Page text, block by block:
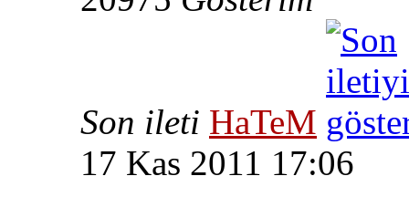
Son ileti HaTeM
17 Kas 2011 17:06